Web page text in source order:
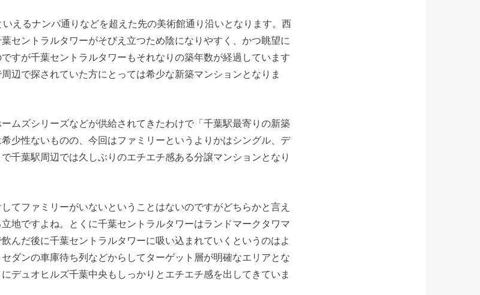
えるナンパ通りなどを超えた先の美術館通り沿いとなります。西
セントラルタワーがそびえ立つため陰になりやすく、かつ眺望に
すが千葉セントラルタワーもそれなりの築年数が経過しています
辺で探されていた方にとっては希少な新築マンションとなりま
ムズシリーズなどが供給されてきたわけで「千葉駅最寄りの新築
少性ないものの、今回はファミリーというよりかはシングル、デ
千葉駅周辺では久しぶりのエチエチ感ある分譲マンションとなり
てファミリーがいないということはないのですがどちらかと言え
地ですよね。とくに千葉セントラルタワーはランドマークタワマ
んだ後に千葉セントラルタワーに吸い込まれていくというのはよ
ダンの車庫待ち列などからしてターゲット層が明確なエリアとな
デュオヒルズ千葉中央もしっかりとエチエチ感を出してきていま